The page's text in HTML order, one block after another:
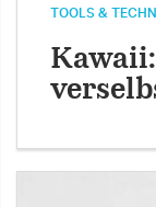
TOOLS &